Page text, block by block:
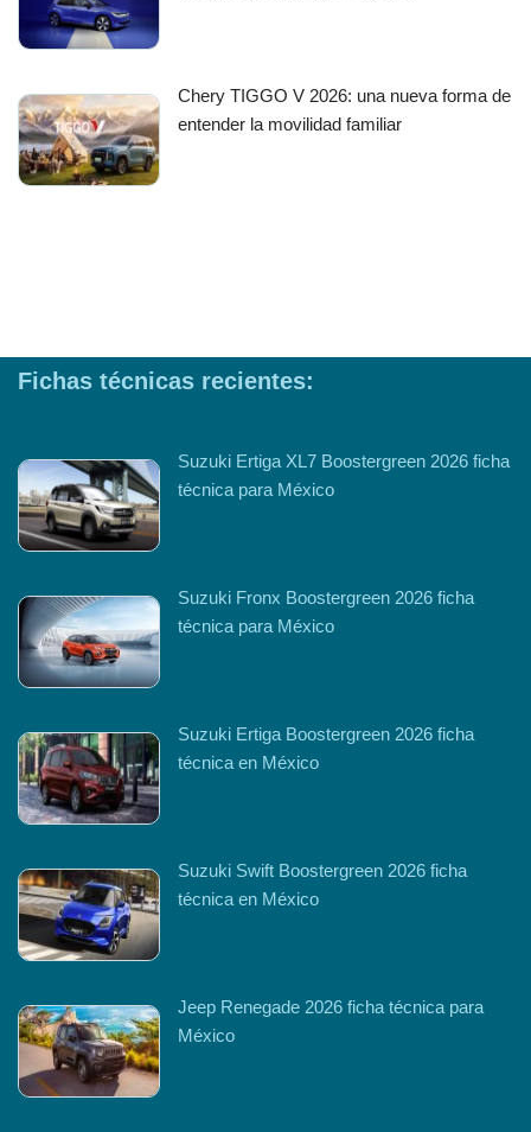
Chery TIGGO V 2026: una nueva forma de
entender la movilidad familiar
Fichas técnicas recientes:
Suzuki Ertiga XL7 Boostergreen 2026 ficha
técnica para México
Suzuki Fronx Boostergreen 2026 ficha
técnica para México
Suzuki Ertiga Boostergreen 2026 ficha
técnica en México
Suzuki Swift Boostergreen 2026 ficha
técnica en México
Jeep Renegade 2026 ficha técnica para
México